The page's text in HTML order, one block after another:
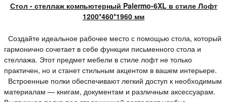
Стол - стеллаж компьютерный Palermo-6XLв стиле Лофт
1200*460*1960 мм
Создайте идеальное рабочее место с помощью стола, который
гармонично сочетает в себе функции письменного стола и
стеллажа. Этот предмет мебели в стиле лофт не только
практичен, но и станет стильным акцентом в вашем интерьере.
Встроенные полки обеспечивают легкий доступ к необходимым
материалам — книгам, документам и различным аксессуарам.